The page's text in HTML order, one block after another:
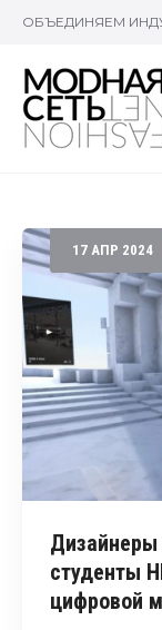
ОБЪЕДИНЯЕМ
17 АПР 2024
Дизайнеры
студенты
цифровой